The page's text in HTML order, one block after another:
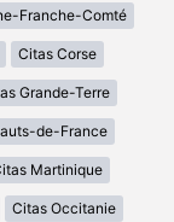
Franche-Comté
Citas Corse
Grande-Terre
de-France
Martinique
Citas Occitanie